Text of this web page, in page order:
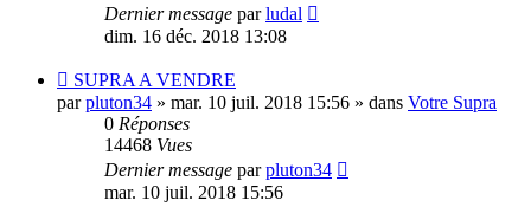
Dernier message parludal
dim. 16 déc. 2018 13:08
Nouveau
message
SUPRA A VENDRE
parpluton34 » mar. 10 juil. 2018 15:56 » dans Votre Supra
0 Réponses
14468 Vues
Dernier message parpluton34
mar. 10 juil. 2018 15:56